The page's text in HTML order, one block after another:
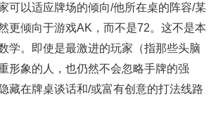
可以适应牌场的倾向/他所在桌的阵容/某
更倾向于游戏AK，而不是72。这不是本
学。即使是最激进的玩家（指那些头脑
形象的人，也仍然不会忽略手牌的强
藏在牌桌谈话和/或富有创意的打法线路